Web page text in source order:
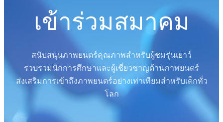
เข้าร่วมสมาคม
สนับสนุนภาพยนตร์คุณภาพสำหรับผู้ชมรุ่นเยาว์
รวบรวมนักการศึกษาและผู้เชี่ยวชาญด้านภาพยนตร์
ส่งเสริมการเข้าถึงภาพยนตร์อย่างเท่าเทียมสำหรับเด็กทั่ว
โลก